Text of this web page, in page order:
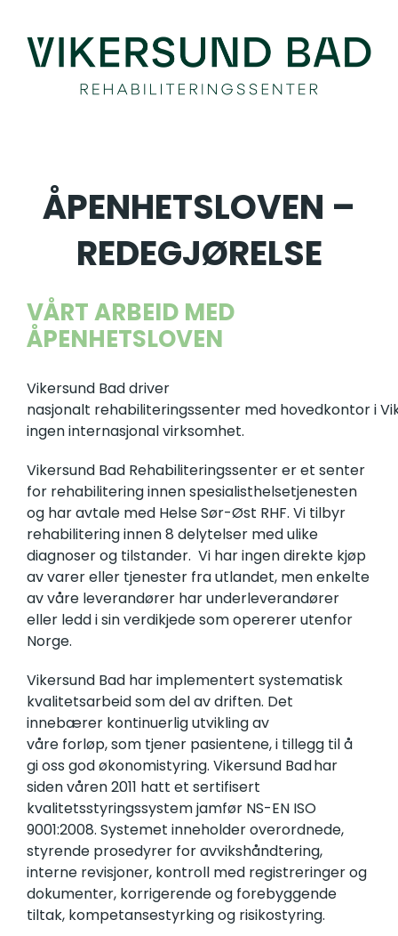
content
ÅPENHETSLOVEN –
REDEGJØRELSE
VÅRT ARBEID MED
ÅPENHETSLOVEN
Vikersund Bad driver
nasjonalt rehabiliteringssenter med hovedkontor i
ingen internasjonal virksomhet.
Vikersund Bad Rehabiliteringssenter er et senter
for rehabilitering innen spesialisthelsetjenesten
og har avtale med Helse Sør-Øst RHF. Vi tilbyr
rehabilitering innen 8 delytelser med ulike
diagnoser og tilstander. Vi har ingen direkte kjøp
av varer eller tjenester fra utlandet, men enkelte
av våre leverandører har underleverandører
eller ledd i sin verdikjede som opererer utenfor
Norge.
Vikersund Bad har implementert systematisk
kvalitetsarbeid som del av driften. Det
innebærer kontinuerlig utvikling av
våre forløp, som tjener pasientene, i tillegg til å
gi oss god økonomistyring. Vikersund Bad har
siden våren 2011 hatt et sertifisert
kvalitetsstyringssystem jamfør NS-EN ISO
9001:2008. Systemet inneholder overordnede,
styrende prosedyrer for avvikshåndtering,
interne revisjoner, kontroll med registreringer og
dokumenter, korrigerende og forebyggende
tiltak, kompetansestyrking og risikostyring.